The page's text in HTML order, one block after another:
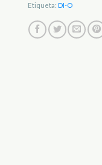
Etiqueta: DI-O